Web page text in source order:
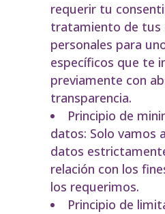
requerir tu
tratamiento de tus
personales para
específicos que te
previamente con
transparencia.
Principio de
datos: Solo vamos
datos
relación con los
los requerimos.
Principio de